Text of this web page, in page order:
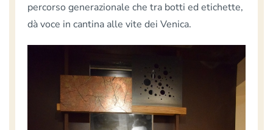
percorso generazionale che tra botti ed etichette,
dà voce in cantina alle vite dei Venica.